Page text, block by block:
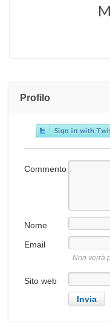
Profilo
Commento
Nome
Email
Non verrà
Sito web